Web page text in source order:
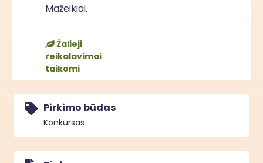
Mažeikiai.
Žalieji
reikalavimai
taikomi
Pirkimo būdas
Konkursas